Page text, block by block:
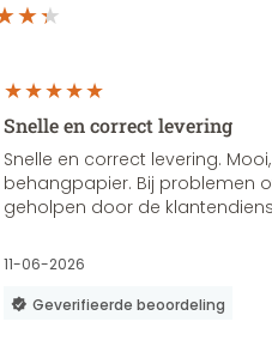
Snelle en correct levering
Snelle en correct levering.
behangpapier. Bij problemen
geholpen door de
11-06-2026
Geverifieerde beoordeling